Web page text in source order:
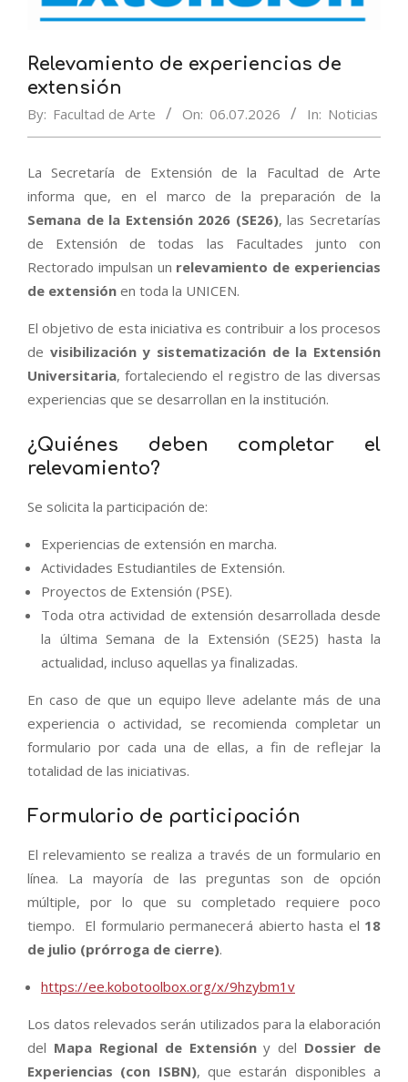
Relevamiento de experiencias de
extensión
By: Facultad de Arte On: 06.07.2026 In: Noticias
La Secretaría de Extensión de la Facultad de Arte
informa que, en el marco de la preparación de la
Semana de la Extensión 2026 (SE26), las Secretarías
de Extensión de todas las Facultades junto con
Rectorado impulsan un relevamiento de experiencias
de extensión en toda la UNICEN.
El objetivo de esta iniciativa es contribuir a los procesos
de visibilización y sistematización de la Extensión
Universitaria, fortaleciendo el registro de las diversas
experiencias que se desarrollan en la institución.
¿Quiénes deben completar el
relevamiento?
Se solicita la participación de:
Experiencias de extensión en marcha.
Actividades Estudiantiles de Extensión.
Proyectos de Extensión (PSE).
Toda otra actividad de extensión desarrollada desde
la última Semana de la Extensión (SE25) hasta la
actualidad, incluso aquellas ya finalizadas.
En caso de que un equipo lleve adelante más de una
experiencia o actividad, se recomienda completar un
formulario por cada una de ellas, a fin de reflejar la
totalidad de las iniciativas.
Formulario de participación
El relevamiento se realiza a través de un formulario en
línea. La mayoría de las preguntas son de opción
múltiple, por lo que su completado requiere poco
tiempo. El formulario permanecerá abierto hasta el 18
de julio (prórroga de cierre).
https://ee.kobotoolbox.org/x/9hzybm1v
Los datos relevados serán utilizados para la elaboración
del Mapa Regional de Extensióny del Dossier de
Experiencias (con ISBN), que estarán disponibles a